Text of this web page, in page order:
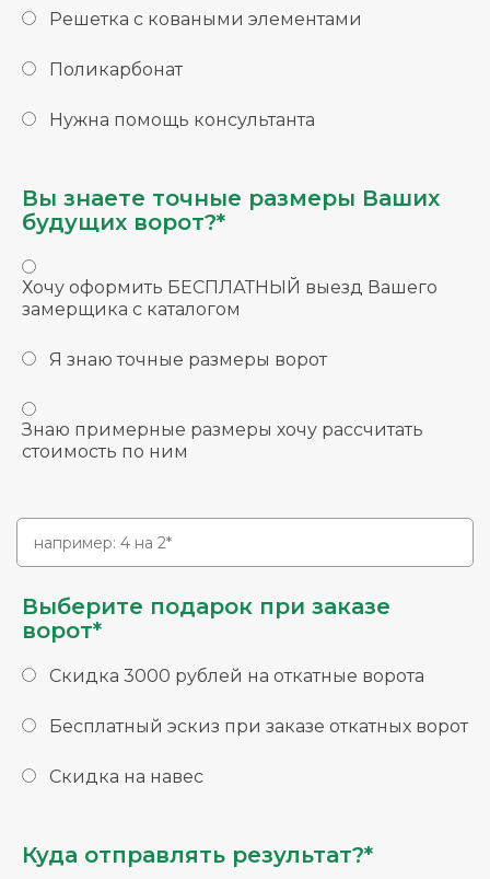
Решетка с коваными элементами
Поликарбонат
Нужна помощь консультанта
Вы знаете точные размеры Ваших
будущих ворот?*
Хочу оформить БЕСПЛАТНЫЙ выезд Вашего
замерщика с каталогом
Я знаю точные размеры ворот
Знаю примерные размеры хочу рассчитать
стоимость по ним
Выберите подарок при заказе
ворот*
Скидка 3000 рублей на откатные ворота
Бесплатный эскиз при заказе откатных ворот
Скидка на навес
Куда отправлять результат?*